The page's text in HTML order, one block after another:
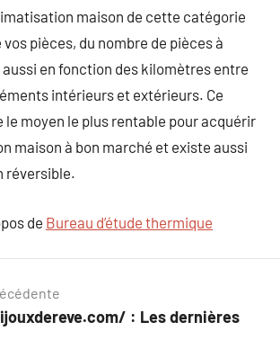
maison de cette catégorie
pièces, du nombre de pièces à
en fonction des kilomètres entre
intérieurs et extérieurs. Ce
le moyen le plus rentable pour acquérir
maison à bon marché et existe aussi
réversible.
de Bureau d’étude thermique
: Les dernières